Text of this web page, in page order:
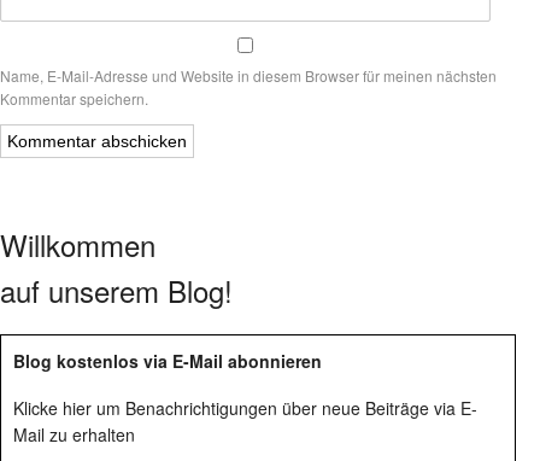
Name, E-Mail-Adresse und Website in diesem Browser für meinen nächsten
Kommentar speichern.
Willkommen
auf unserem Blog!
Blog kostenlos via E-Mail abonnieren
Klicke hier um Benachrichtigungen über neue Beiträge via E-
Mail zu erhalten